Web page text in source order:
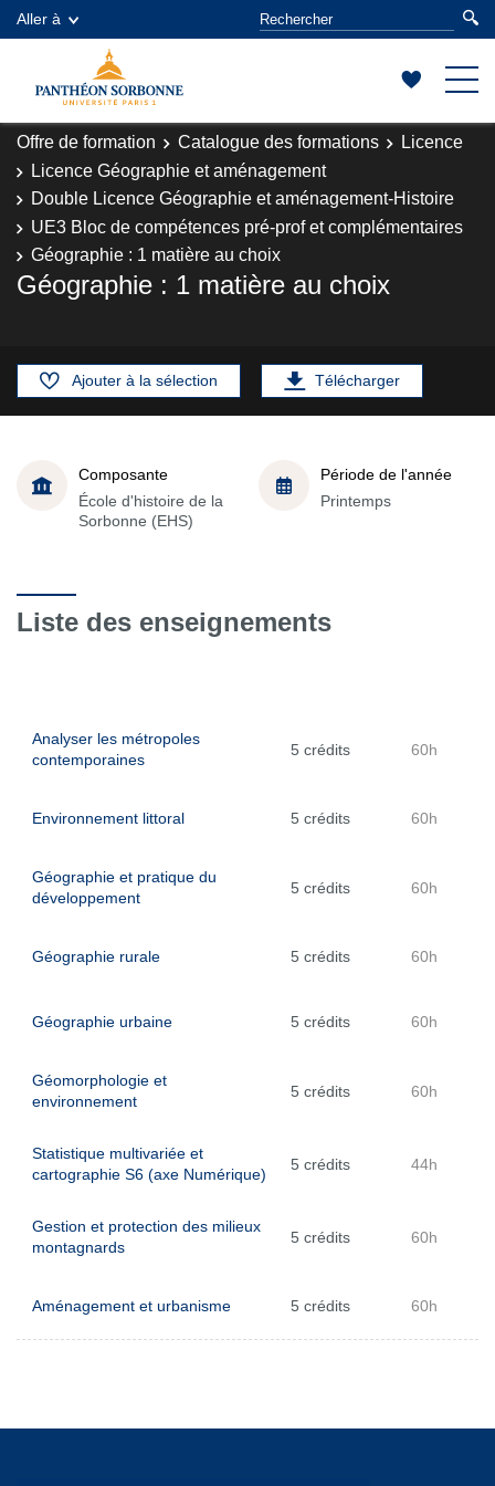
Aller à
Offre de formation Catalogue des formations
Licence
Licence Géographie et aménagement
Double Licence Géographie et aménagement-Histoire
UE3 Bloc de compétences pré-prof et complémentaires
Géographie : 1 matière au choix
Géographie : 1 matière au choix
Ajouter à la sélection Télécharger
Composante
École d'histoire de la
Sorbonne (EHS)
Période de l'année
Printemps
Liste des enseignements
Analyser les métropoles
contemporaines
5 crédits 60h
Environnement littoral 5 crédits 60h
Géographie et pratique du
développement
5 crédits 60h
Géographie rurale 5 crédits 60h
Géographie urbaine 5 crédits 60h
Géomorphologie et
environnement
5 crédits 60h
Statistique multivariée et
cartographie S6 (axe Numérique)
5 crédits 44h
Gestion et protection des milieux
montagnards
5 crédits 60h
Aménagement et urbanisme 5 crédits 60h